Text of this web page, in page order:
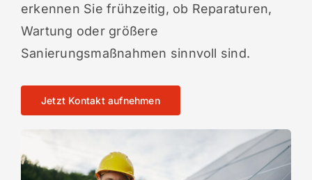
erkennen Sie frühzeitig, ob Reparaturen,
Wartung oder größere
Sanierungsmaßnahmen sinnvoll sind.
Jetzt Kontakt aufnehmen